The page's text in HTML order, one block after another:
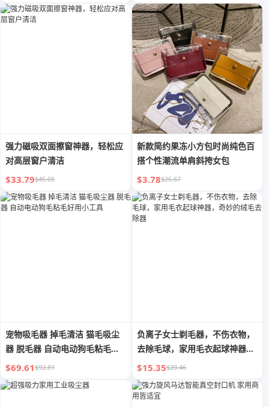
强力磁吸双面擦窗神器，轻松应
对高层窗户清洁
$33.79$45.05
新款简约果冻小方包时尚纯色百
搭个性潮流单肩斜挎女包
$3.78$26.67
宠物吸毛器 掉毛清洁 猫毛吸尘
器 脱毛器 自动电动狗毛粘毛好
用小工具
$69.61$92.81
负离子女士剃毛器，不伤衣物，
去除毛球，家用毛衣起球神器，
奇妙的绒毛去除器
$15.35$20.46